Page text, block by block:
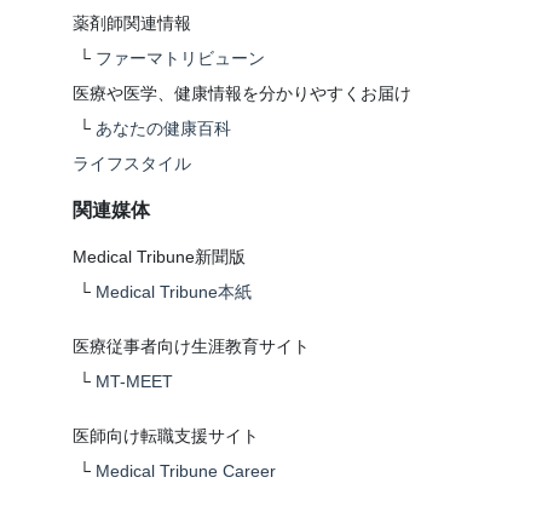
薬剤師関連情報
└ ファーマトリビューン
医療や医学、健康情報を分かりやすくお届け
└ あなたの健康百科
ライフスタイル
関連媒体
Medical Tribune新聞版
└ Medical Tribune本紙
医療従事者向け生涯教育サイト
└ MT-MEET
医師向け転職支援サイト
└ Medical Tribune Career